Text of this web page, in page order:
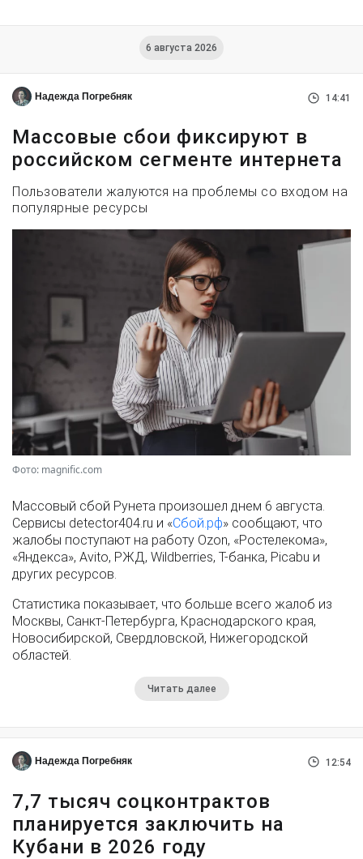
6 августа 2026
Надежда Погребняк 14:41
Массовые сбои фиксируют в
российском сегменте интернета
Пользователи жалуются на проблемы со входом на
популярные ресурсы
Фото: magnific.com
Массовый сбой Рунета произошел днем 6 августа.
Сервисы detector404.ru и «Сбой.рф» сообщают, что
жалобы поступают на работу Ozon, «Ростелекома»,
«Яндекса», Avito, РЖД, Wildberries, Т-банка, Picabu и
других ресурсов.
Статистика показывает, что больше всего жалоб из
Москвы, Санкт-Петербурга, Краснодарского края,
Новосибирской, Свердловской, Нижегородской
областей.
Читать далее
Надежда Погребняк 12:54
7,7 тысяч соцконтрактов
планируется заключить на
Кубани в 2026 году